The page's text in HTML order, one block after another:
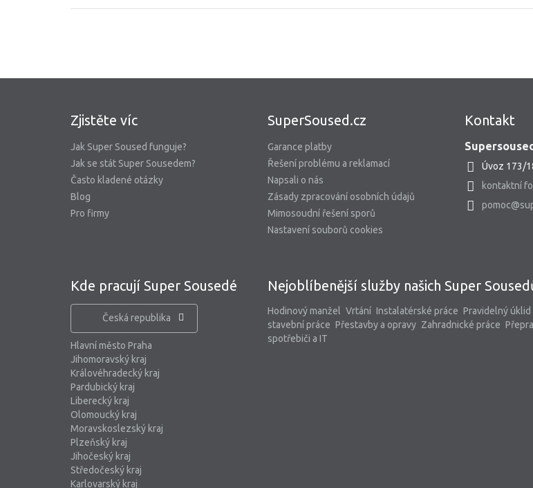
Zjistěte víc
Jak Super Soused funguje?
Jak se stát Super Sousedem?
Často kladené otázky
Blog
Pro firmy
SuperSoused.cz
Garance platby
Řešení problému a reklamací
Napsali o nás
Zásady zpracování osobních údajů
Mimosoudní řešení sporů
Nastavení souborů cookies
Kontakt
Úvoz 173/
kontaktní
Kde pracují Super Sousedé
Česká republika
Hlavní město Praha
Jihomoravský kraj
Královéhradecký kraj
Pardubický kraj
Liberecký kraj
Olomoucký kraj
Moravskoslezský kraj
Plzeňský kraj
Jihočeský kraj
Středočeský kraj
Karlovarský kraj
Nejoblíbenější služby našich Super
Hodinový manžel Vrtání Instalatérské práce Pravidelný úklid
stavební práce Přestavby a opravy Zahradnické práce
spotřebiči a IT